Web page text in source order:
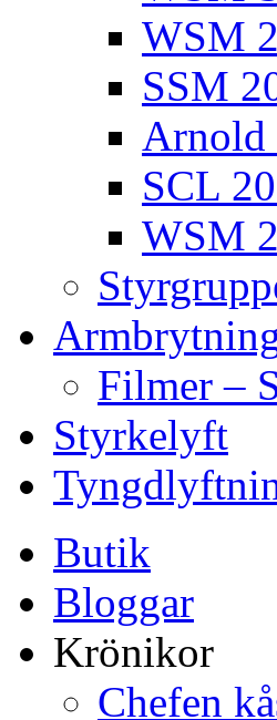
WSM
SSM
Arnold
SCL
WSM
Filmer –
Styrkelyft
Butik
Bloggar
Krönikor
Chefen